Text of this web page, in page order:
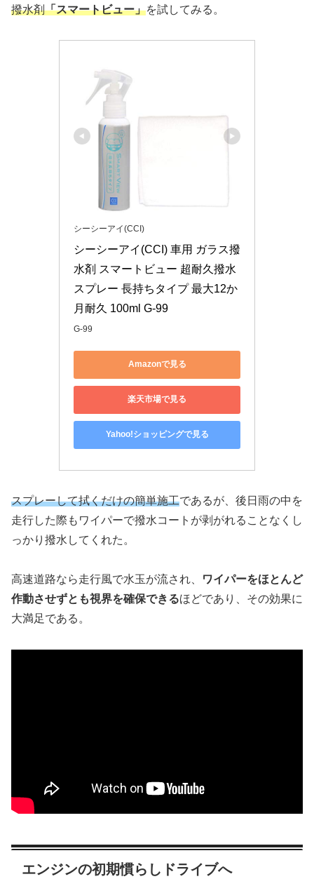
撥水剤「スマートビュー」を試してみる。
シーシーアイ(CCI)
シーシーアイ(CCI) 車用 ガラス撥
水剤 スマートビュー 超耐久撥水
スプレー 長持ちタイプ 最大12か
月耐久 100ml G-99
G-99
Amazonで見る
楽天市場で見る
Yahoo!ショッピングで見る
スプレーして拭くだけの簡単施工であるが、後日雨の中を
走行した際もワイパーで撥水コートが剥がれることなくし
っかり撥水してくれた。
高速道路なら走行風で水玉が流され、
ワイパーをほとんど
作動させずとも視界を確保できるほどであり、その効果に
大満足である。
エンジンの初期慣らしドライブへ